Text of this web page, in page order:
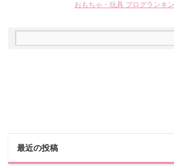
おもちゃ・玩具 ブログランキ
最近の投稿